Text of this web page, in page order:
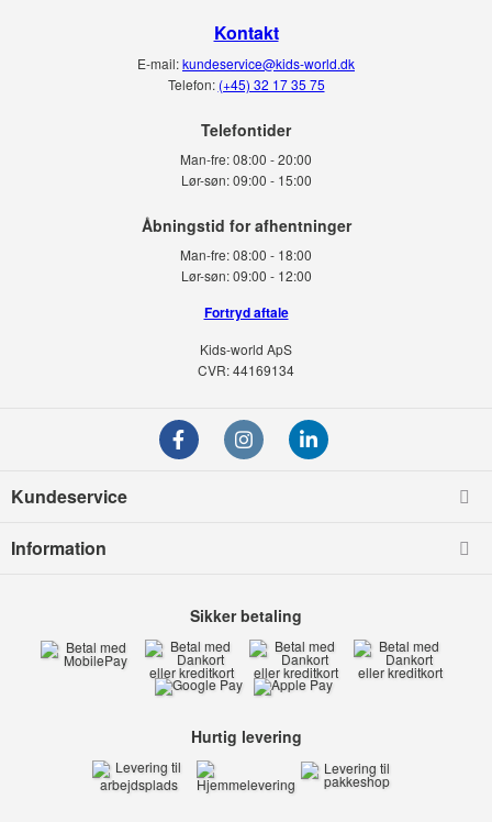
Kontakt
E-mail:kundeservice@kids-world.dk
Telefon: (+45) 32 17 35 75
Telefontider
Man-fre:08:00 - 20:00
Lør-søn: 09:00 - 15:00
Man-fre:08:00 - 18:00
Lør-søn:09:00 - 12:00
Fortryd aftale
Kids-world ApS
CVR: 44169134
Kundeservice
Information
Sikker betaling
Hurtig levering